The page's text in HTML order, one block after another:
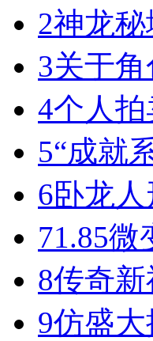
2神龙
3关于
4个人
5“成就
6卧龙
71.85
8传奇
9仿盛